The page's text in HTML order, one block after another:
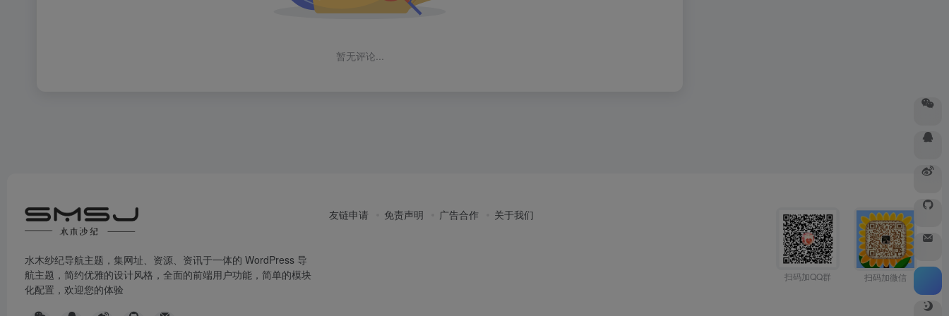
暂无评论...
水木纱纪导航主题，集网址、资源、资讯于一体的 WordPress 导
航主题，简约优雅的设计风格，全面的前端用户功能，简单的模块
化配置，欢迎您的体验
友链申请 免责声明 广告合作 关于我们
扫码加QQ群 扫码加微信